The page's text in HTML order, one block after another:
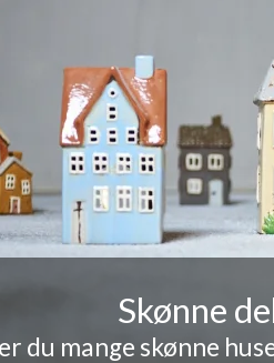
Skønne
du mange skønne